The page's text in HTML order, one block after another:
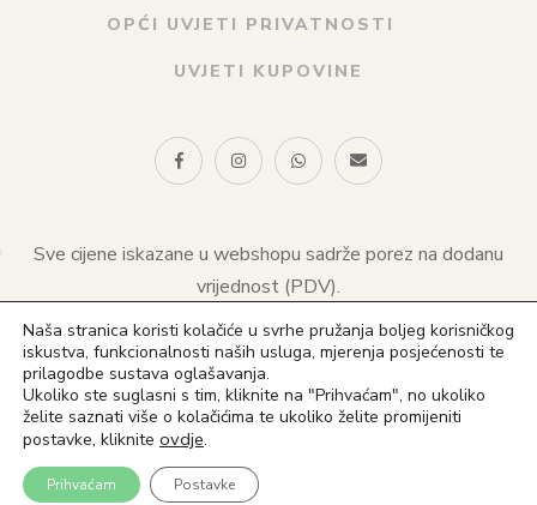
OPĆI UVJETI PRIVATNOSTI
UVJETI KUPOVINE
Sve cijene iskazane u webshopu sadrže porez na dodanu
vrijednost (PDV).
© 2021 Naklada sv. Antuna. Sva prava pridržana
(+385) 1 4828 823
(+385) 91 4828 823
in**@ns*.hr
Naša stranica koristi kolačiće u svrhe pružanja boljeg korisničkog
iskustva, funkcionalnosti naših usluga, mjerenja posjećenosti te
prilagodbe sustava oglašavanja.
Ukoliko ste suglasni s tim, kliknite na "Prihvaćam", no ukoliko
želite saznati više o kolačićima te ukoliko želite promijeniti
postavke, kliknite ovdje.
Prihvaćam Postavke